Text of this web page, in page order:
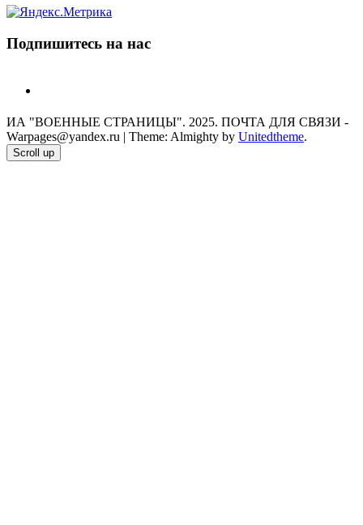
Подпишитесь на нас
ИА "ВОЕННЫЕ СТРАНИЦЫ". 2025. ПОЧТА ДЛЯ СВЯЗИ -
Warpages@yandex.ru | Theme: Almighty by Unitedtheme.
Scroll up